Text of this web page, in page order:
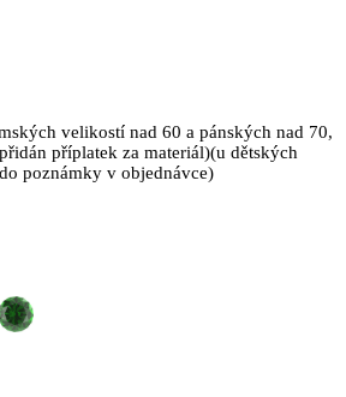
velikostí nad 60 a pánských nad 70,
příplatek za materiál)(u dětských
poznámky v objednávce)